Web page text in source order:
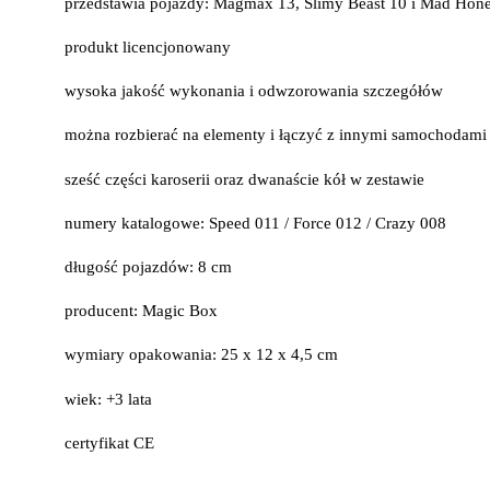
produkt licencjonowany
wysoka jakość wykonania i odwzorowania szczegółów
można rozbierać na elementy i łączyć z innymi samochodami
sześć części karoserii oraz dwanaście kół w zestawie
numery katalogowe: Speed 011 / Force 012 / Crazy 008
długość pojazdów: 8 cm
producent: Magic Box
wymiary opakowania: 25 x 12 x 4,5 cm
wiek: +3 lata
certyfikat CE